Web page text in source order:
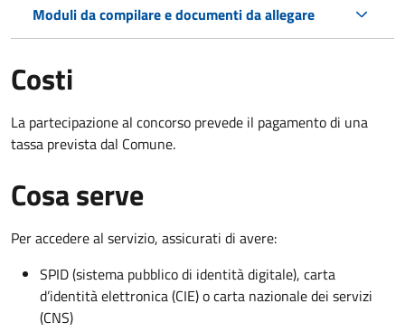
Moduli da compilare e documenti da allegare
Costi
La partecipazione al concorso prevede il pagamento di una
tassa prevista dal Comune.
Cosa serve
Per accedere al servizio, assicurati di avere:
SPID (sistema pubblico di identità digitale), carta
d’identità elettronica (CIE) o carta nazionale dei servizi
(CNS)